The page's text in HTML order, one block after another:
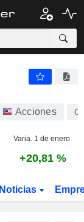
Acciones
Varia. 1 de enero.
+20,81 %
Noticias